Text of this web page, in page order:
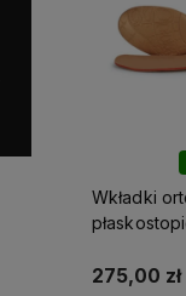
Skorzystaj z
200 zł!
Wkładki
275,00 zł